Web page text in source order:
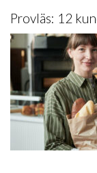
Provläs: 12